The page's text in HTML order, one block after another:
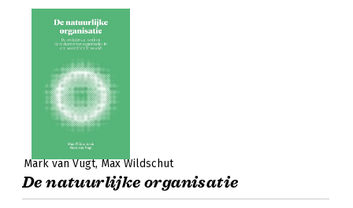
Mark van Vugt Max Wildschut
De natuurlijke organisatie